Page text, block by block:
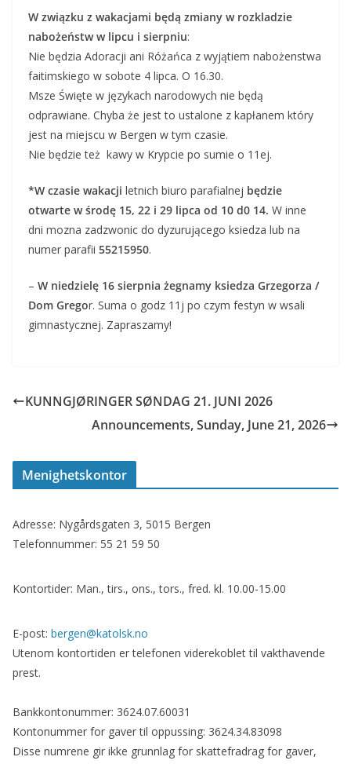
W związku z wakacjami będą zmiany w rozkladzie
nabożeństw w lipcu i sierpniu:
Nie będzia Adoracji ani Różańca z wyjątiem nabożenstwa
faitimskiego w sobote 4 lipca. O 16.30.
Msze Święte w językach narodowych nie będą
odprawiane. Chyba że jest to ustalone z kapłanem który
jest na miejscu w Bergen w tym czasie.
Nie będzie też kawy w Krypcie po sumie o 11ej.
*W czasie wakacji letnich biuro parafialnej będzie
otwarte w środę 15, 22 i 29 lipca od 10 d0 14. W inne
dni mozna zadzwonic do dyzurującego ksiedza lub na
numer parafii 55215950.
– W niedzielę 16 sierpnia żegnamy ksiedza Grzegorza /
Dom Gregor. Suma o godz 11j po czym festyn w wsali
gimnastycznej. Zapraszamy!
KUNNGJØRINGER SØNDAG 21. JUNI 2026
Announcements, Sunday, June 21, 2026
Menighetskontor
Adresse: Nygårdsgaten 3, 5015 Bergen
Telefonnummer: 55 21 59 50
Kontortider: Man., tirs., ons., tors., fred. kl. 10.00-15.00
E-post: bergen@katolsk.no
Utenom kontortiden er telefonen viderekoblet til vakthavende
prest.
Bankkontonummer: 3624.07.60031
Kontonummer for gaver til oppussing: 3624.34.83098
Disse numrene gir ikke grunnlag for skattefradrag for gaver,